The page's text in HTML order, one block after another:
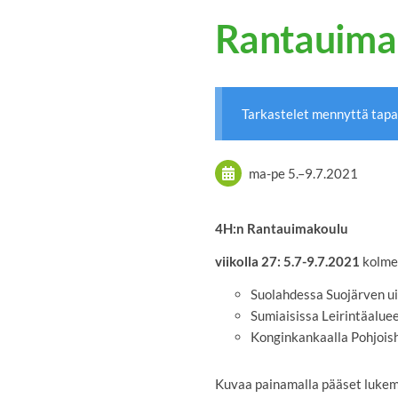
Tarkastelet mennyttä
ma-pe 5. –9.7.2021
4H:n Rantauimakoulu
viikolla 27: 5.7-9.7.2021
Suolahdessa Suojärven
Sumiaisissa
Konginkankaalla
Kuvaa painamalla pääset